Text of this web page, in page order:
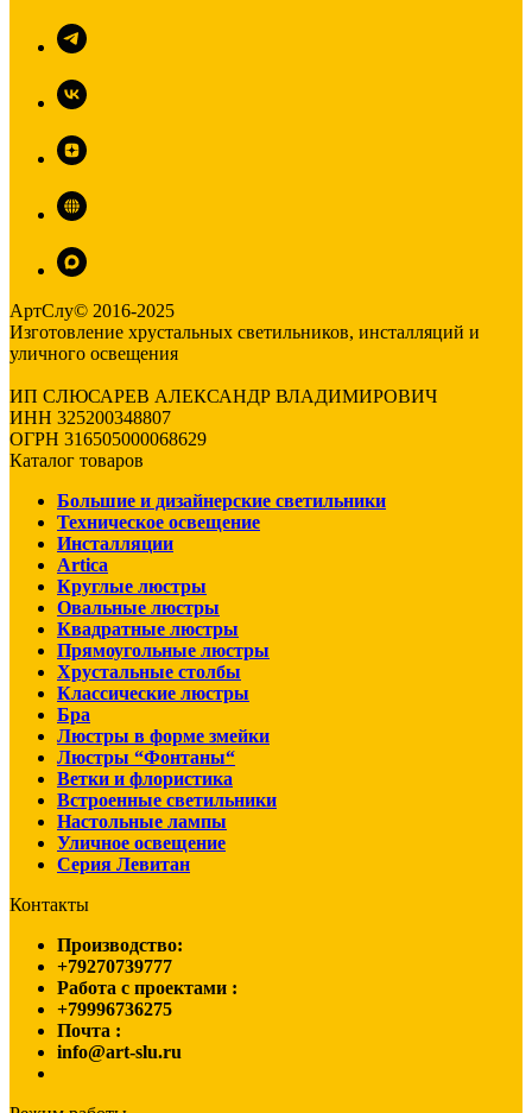
АртСлу© 2016-2025
Изготовление хрустальных светильников, инсталляций и
уличного освещения
ИП СЛЮСАРЕВ АЛЕКСАНДР ВЛАДИМИРОВИЧ
ИНН 325200348807
ОГРН 316505000068629
Каталог товаров
Большие и дизайнерские светильники
Техническое освещение
Инсталляции
Artica
Круглые люстры
Овальные люстры
Квадратные люстры
Прямоугольные люстры
Хрустальные столбы
Классические люстры
Бра
Люстры в форме змейки
Люстры “Фонтаны“
Ветки и флористика
Встроенные светильники
Настольные лампы
Уличное освещение
Серия Левитан
Контакты
Производство:
+79270739777
Работа с проектами :
+79996736275
Почта :
info@art-slu.ru